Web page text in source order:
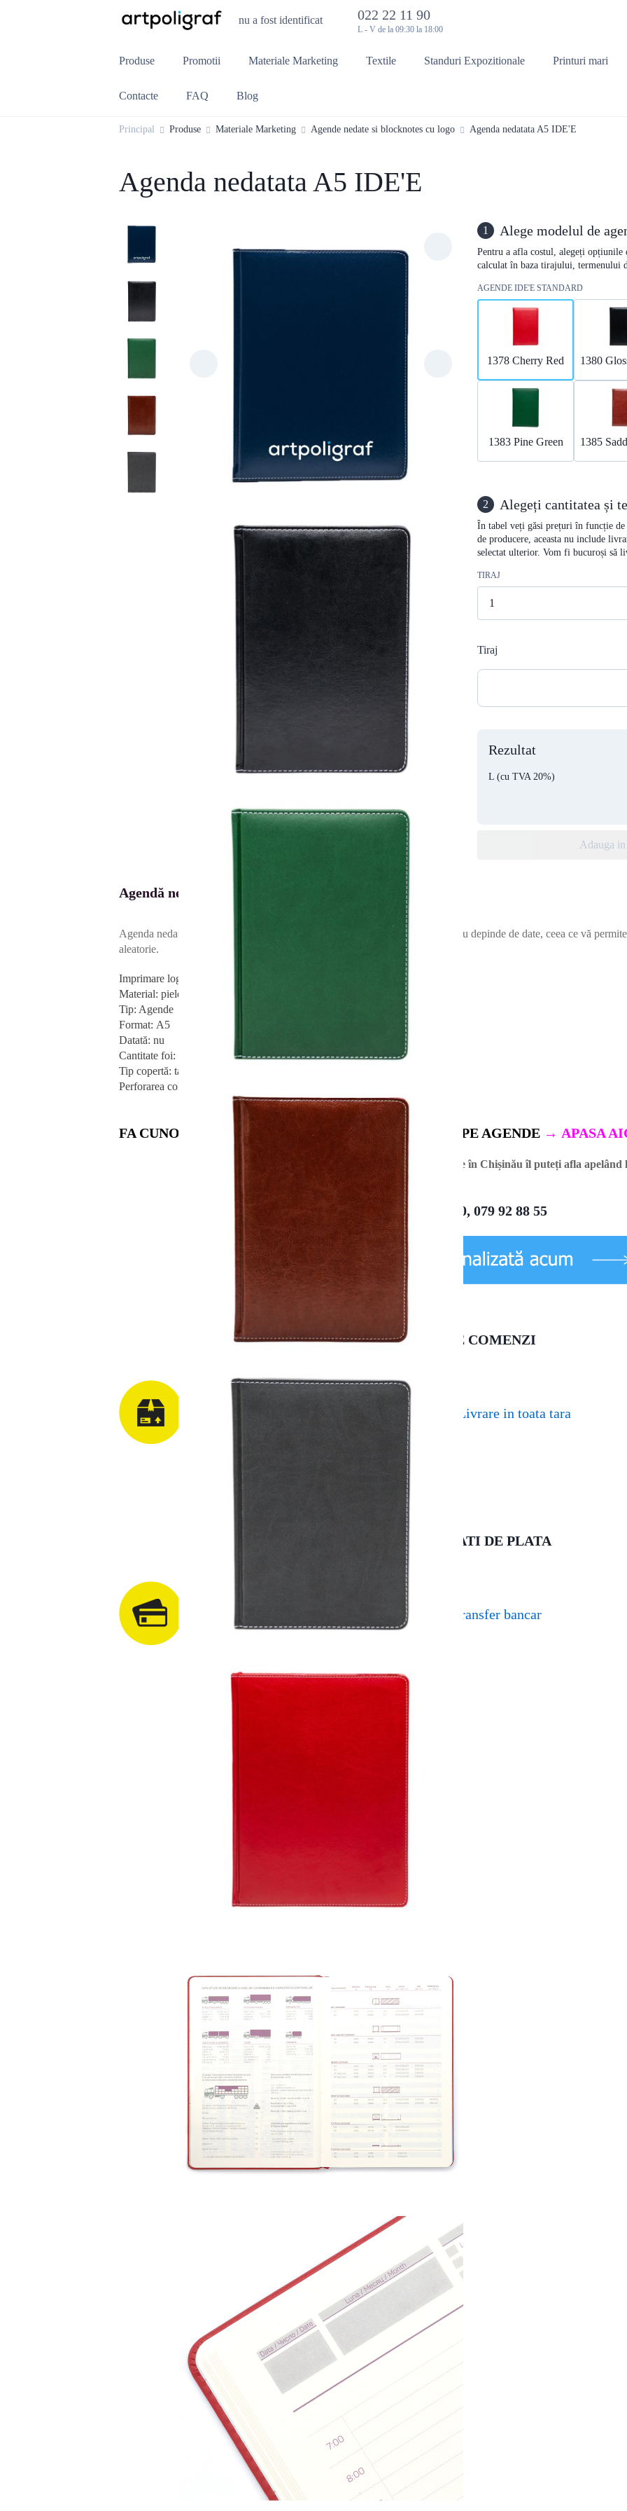
nu a fost identificat 022 22 11 90
L - V de la 09:30 la 18:00
Produse Promotii Materiale Marketing Textile Standuri Expozitionale Printuri mari
Contacte FAQ Blog
Principal Produse Materiale Marketing Agende nedate si blocknotes cu logo Agenda nedatata A5 IDE'E
Agenda nedatata A5 IDE'E
1 Alege modelul de
Pentru a afla costul, alegeți opțiunile
calculat în baza tirajului, termenului
AGENDE IDE'E STANDARD
1378 Cherry Red 1380
1383 Pine Green 1385
2 Alegeți cantitatea și
În tabel veți găsi prețuri în funcție
de producere, aceasta nu include
selectat ulterior. Vom fi bucuroși să
TIRAJ
Tiraj
Rezultat
L (cu TVA 20%)
Adauga
Agendă nedatată A5 IDEE
Agenda nedatată a păstrat avantajele unei agende datate, dar, în același timp, nu depinde de date, ceea ce vă
aleatorie.
Imprimare logo: da
Material: piele artificială
Tip: Agende
Format: А5
Datată: nu
Cantitate foi: 144
Tip copertă: tare
Perforarea colţurilor: nu
FA CUNOSTINTA SI CU PRETURILE PENTRU TIPAR PE AGENDE → APASA
Prețul pentru agende în Chișinău îl puteți afla apelând
022 22 11 90, 079 92 88 55
LIVRARE COMENZI
Ridicare comanda Livrare in toata tara
MODALITATI DE PLATA
Plata cu cardul Transfer bancar